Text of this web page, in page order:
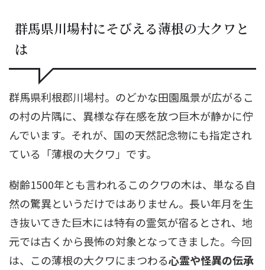
群馬県川場村にそびえる薄根の大クワと
は
群馬県利根郡川場村。のどかな田園風景が広がるこ
の村の片隅に、異様な存在感を放つ巨木が静かに佇
んでいます。それが、国の天然記念物にも指定され
ている「薄根の大クワ」です。
樹齢1500年とも言われるこのクワの木は、単なる自
然の驚異というだけではありません。長い年月を生
き抜いてきた巨木には特有の霊気が宿るとされ、地
元では古くから畏怖の対象となってきました。今回
は、この薄根の大クワにまつわる心霊や怪異の伝承